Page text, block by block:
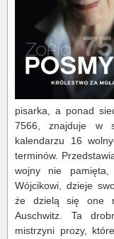
pisarka, a ponad
7566, znajduje w
kalendarzu 16
terminów.
wojny nie pamięta,
Wójcikowi, dzieje
że dzielą się one
Auschwitz. Ta
mistrzyni prozy,